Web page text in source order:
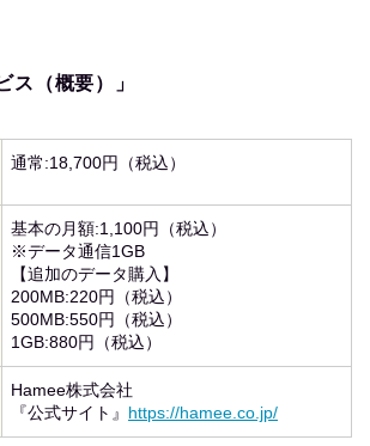
ス（概要）」
通常:18,700円（税込）
基本の月額:1,100円（税込）
※データ通信1GB
【追加のデータ購入】
200MB:220円（税込）
500MB:550円（税込）
1GB:880円（税込）
Hamee株式会社
『公式サイト』 https://hamee.co.jp/